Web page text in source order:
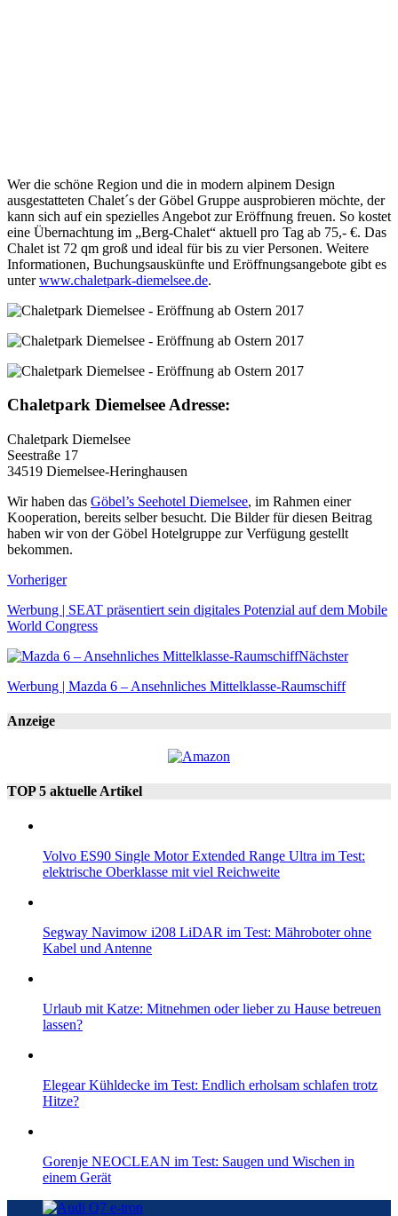
Wer die schöne Region und die in modern alpinem Design
ausgestatteten Chalet´s der Göbel Gruppe ausprobieren möchte, der
kann sich auf ein spezielles Angebot zur Eröffnung freuen. So kostet
eine Übernachtung im „Berg-Chalet“ aktuell pro Tag ab 75,- €. Das
Chalet ist 72 qm groß und ideal für bis zu vier Personen. Weitere
Informationen, Buchungsauskünfte und Eröffnungsangebote gibt es
unterwww.chaletpark-diemelsee.de.
Chaletpark Diemelsee Adresse:
Chaletpark Diemelsee
Seestraße 17
34519 Diemelsee-Heringhausen
Wir haben das Göbel’s Seehotel Diemelsee, im Rahmen einer
Kooperation, bereits selber besucht. Die Bilder für diesen Beitrag
haben wir von der Göbel Hotelgruppe zur Verfügung gestellt
bekommen.
Vorheriger
Werbung | SEAT präsentiert sein digitales Potenzial auf dem Mobile
World Congress
Nächster
Werbung | Mazda 6 – Ansehnliches Mittelklasse-Raumschiff
Anzeige
TOP 5 aktuelle Artikel
Volvo ES90 Single Motor Extended Range Ultra im Test:
elektrische Oberklasse mit viel Reichweite
Segway Navimow i208 LiDAR im Test: Mähroboter ohne
Kabel und Antenne
Urlaub mit Katze: Mitnehmen oder lieber zu Hause betreuen
lassen?
Elegear Kühldecke im Test: Endlich erholsam schlafen trotz
Hitze?
Gorenje NEOCLEAN im Test: Saugen und Wischen in
einem Gerät